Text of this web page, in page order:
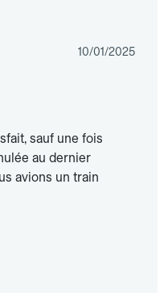
10/01/2025
sauf une fois
au dernier
avions un train